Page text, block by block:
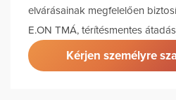
elvárásainak megfelelően
E.ON TMÁ, térítésmentes
Kérjen személyre